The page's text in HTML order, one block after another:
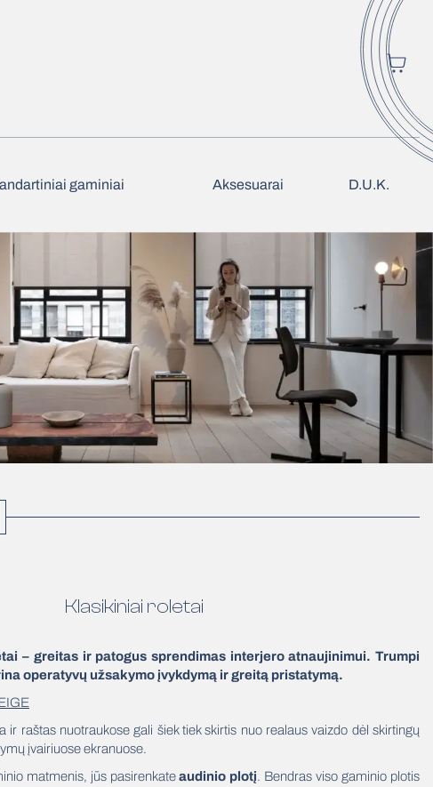
gaminiai Aksesuarai D.U.K.
Klasikiniai roletai
– greitas ir patogus sprendimas interjero atnaujinimui. Trumpi
operatyvų užsakymo įvykdymą ir greitą pristatymą.
ir raštas nuotraukose gali šiek tiek skirtis nuo realaus vaizdo dėl skirtingų
įvairiuose ekranuose.
matmenis, jūs pasirenkateaudinio plotį. Bendras viso gaminio plotis